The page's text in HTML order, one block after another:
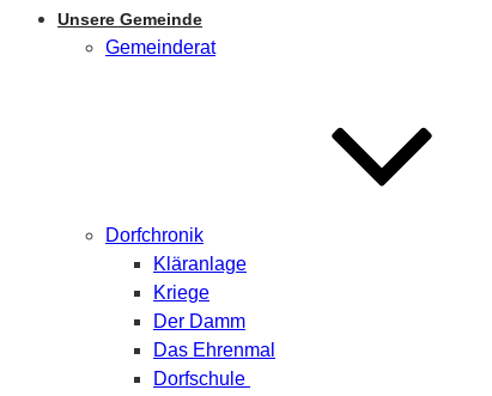
Unsere Gemeinde
Gemeinderat
Dorfchronik
Kläranlage
Kriege
Der Damm
Das Ehrenmal
Dorfschule